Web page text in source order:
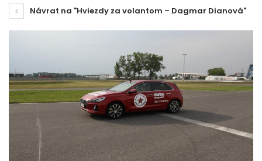
Návrat na "Hviezdy za volantom – Dagmar Dianová"